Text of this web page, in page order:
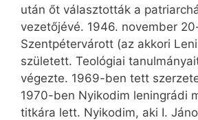
után őt választották a
vezetőjévé. 1946. november
Szentpétervárott (az akkori
született. Teológiai
végezte. 1969-ben tett
1970-ben Nyikodim leningrádi
titkára lett. Nyikodim, aki I.